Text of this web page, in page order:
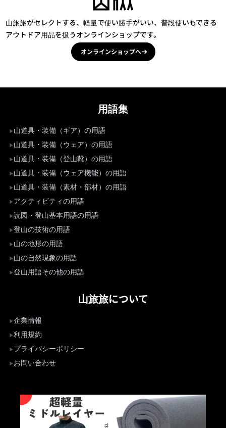
山旅旅がセレクトする、軽量で使い勝手がいい、普段使いもできる
アウトドア用品を扱うオンラインショップです。
オンラインショップへ
用語集
山道具・装備（ギア）の用語
山道具・装備（ウェア）の用語
山道具・装備（登山靴）の用語
山道具・装備（ウェア機能）の用語
山道具・装備（素材・部材）の用語
アクティビティの用語
読図・登山基本用語の用語
登山の技術の用語
山の地形の用語
山の自然現象の用語
登山用語その他の用語
山旅旅について
企業情報
利用規約
プライバシーポリシー
お問い合わせ